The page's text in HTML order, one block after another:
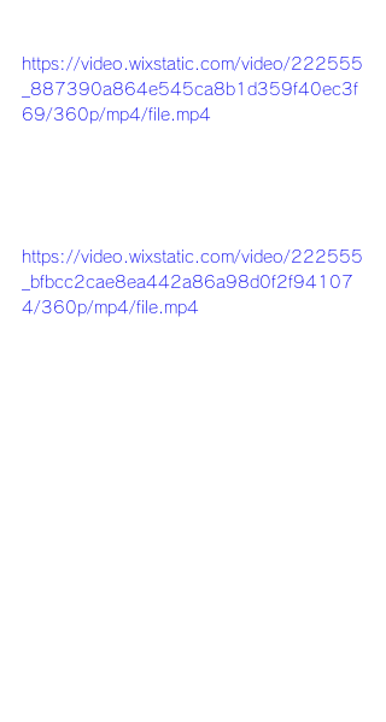
https://video.wixstatic.com/video/222555
_887390a864e545ca8b1d359f40ec3f
69/360p/mp4/file.mp4
https://video.wixstatic.com/video/222555
_bfbcc2cae8ea442a86a98d0f2f94107
4/360p/mp4/file.mp4